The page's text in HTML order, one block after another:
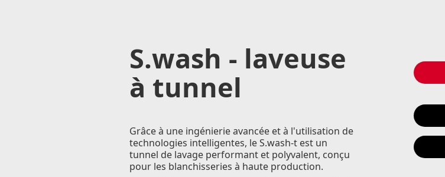
S.wash - laveuse
à tunnel
Grâce à une ingénierie avancée et à l'utilisation de
technologies intelligentes, le S.wash-t est un
tunnel de lavage performant et polyvalent, conçu
pour les blanchisseries à haute production.